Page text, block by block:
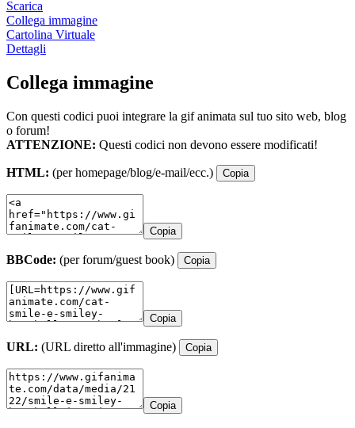
Scarica
Collega immagine
Cartolina Virtuale
Dettagli
Collega immagine
Con questi codici puoi integrare la gif animata sul tuo sito web, blog
o forum!
ATTENZIONE: Questi codici non devono essere modificati!
HTML: (per homepage/blog/e-mail/ecc.) Copia
Copia
BBCode: (per forum/guest book) Copia
Copia
URL: (URL diretto all'immagine) Copia
Copia